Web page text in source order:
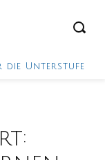
die Unterstufe